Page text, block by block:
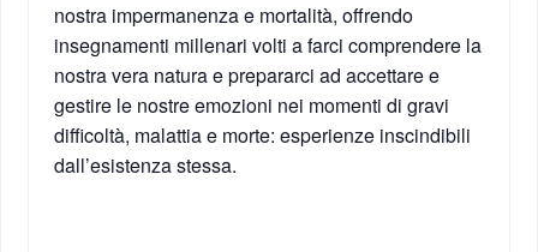
nostra impermanenza e mortalità, offrendo
insegnamenti millenari volti a farci comprendere la
nostra vera natura e prepararci ad accettare e
gestire le nostre emozioni nei momenti di gravi
difficoltà, malattia e morte: esperienze inscindibili
dall’esistenza stessa.